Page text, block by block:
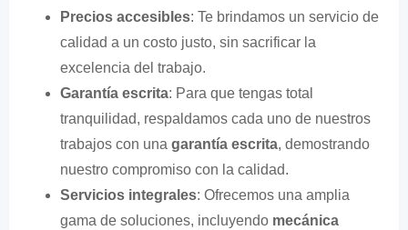
Precios accesibles: Te brindamos un servicio de
calidad a un costo justo, sin sacrificar la
excelencia del trabajo.
Garantía escrita: Para que tengas total
tranquilidad, respaldamos cada uno de nuestros
trabajos con una garantía escrita, demostrando
nuestro compromiso con la calidad.
Servicios integrales: Ofrecemos una amplia
gama de soluciones, incluyendo mecánica